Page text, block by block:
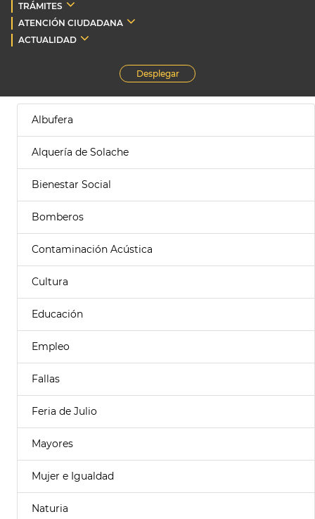
TRÁMITES
ATENCIÓN CIUDADANA
ACTUALIDAD
Desplegar
Albufera
Alquería de Solache
Bienestar Social
Bomberos
Contaminación Acústica
Cultura
Educación
Empleo
Fallas
Feria de Julio
Mayores
Mujer e Igualdad
Naturia